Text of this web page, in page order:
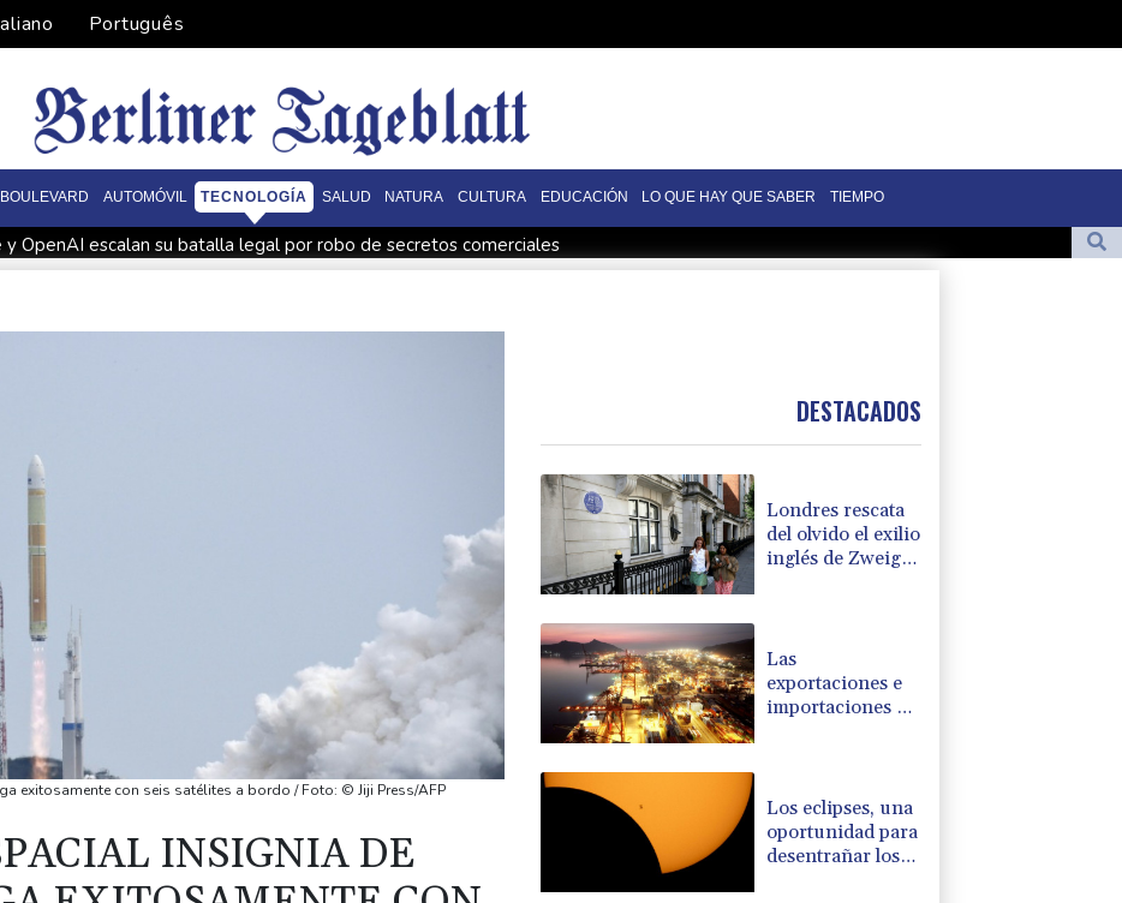
Português
BOULEVARD AUTOMÓVIL TECNOLOGÍA SALUD NATURA CULTURA EDUCACIÓN LO QUE HAY QUE SABER TIEMPO
OpenAI escalan su batalla legal por robo de secretos comerciales
exitosamente con seis satélites a bordo / Foto: © Jiji Press/AFP
INSIGNIA DE
DESTACADOS
Londres rescata
del olvido el exilio
inglés de Zweig,
Las
exportaciones e
importaciones de
Los eclipses, una
oportunidad para
desentrañar los